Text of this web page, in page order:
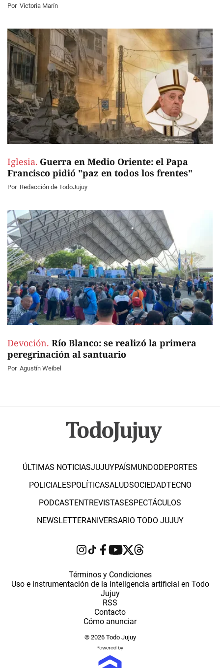
Por Victoria Marín
Iglesia. Guerra en Medio Oriente: el Papa
Francisco pidió "paz en todos los frentes"
Por Redacción de TodoJujuy
Devoción. Río Blanco: se realizó la primera
peregrinación al santuario
Por Agustín Weibel
ÚLTIMAS NOTICIASJUJUYPAÍSMUNDODEPORTES
POLICIALESPOLÍTICASALUDSOCIEDADTECNO
PODCASTENTREVISTASESPECTÁCULOS
NEWSLETTERANIVERSARIO TODO JUJUY
Términos y Condiciones
Uso e instrumentación de la inteligencia artificial en Todo
Jujuy
RSS
Contacto
Cómo anunciar
© 2026 Todo Jujuy